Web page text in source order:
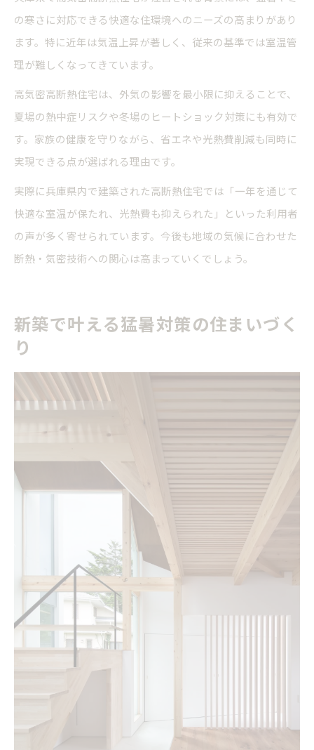
の寒さに対応できる快適な住環境へのニーズの高まりがあり
ます。特に近年は気温上昇が著しく、従来の基準では室温管
理が難しくなってきています。
高気密高断熱住宅は、外気の影響を最小限に抑えることで、
夏場の熱中症リスクや冬場のヒートショック対策にも有効で
す。家族の健康を守りながら、省エネや光熱費削減も同時に
実現できる点が選ばれる理由です。
実際に兵庫県内で建築された高断熱住宅では「一年を通じて
快適な室温が保たれ、光熱費も抑えられた」といった利用者
の声が多く寄せられています。今後も地域の気候に合わせた
断熱・気密技術への関心は高まっていくでしょう。
新築で叶える猛暑対策の住まいづく
り